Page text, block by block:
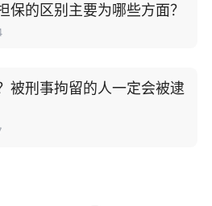
保的区别主要为哪些方面？
被刑事拘留的人一定会被逮